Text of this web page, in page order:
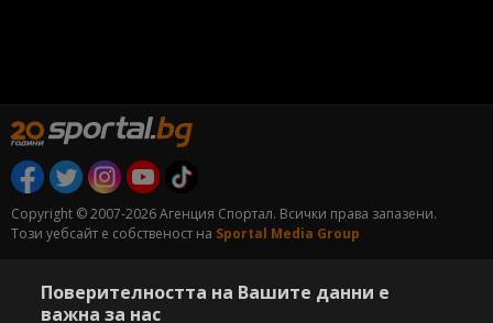
Copyright © 2007-2026 Агенция Спортал. Всички права запазени.
Този уебсайт е собственост на Sportal Media Group
Етични правила на НСС
Лични данни
Поверителността на Вашите данни е
важна за нас